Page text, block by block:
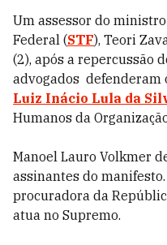
Um assessor do
Federal (STF), Teori
(2), após a repercussão
advogados defenderam
Luiz Inácio Lula da
Humanos da
Manoel Lauro Volkmer
assinantes do
procuradora da
atua no Supremo.